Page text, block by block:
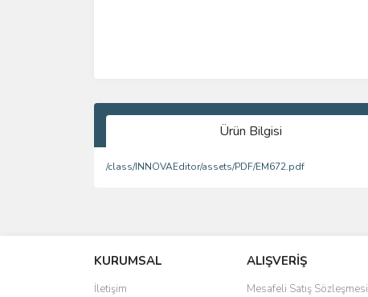
Ürün Bilgisi
/class/INNOVAEditor/assets/PDF/EM672.pdf
Ürün resmi kalitesiz, bozuk veya görüntülenemiyor.
Ürün açıklamasında eksik bilgiler bulunuyor.
KURUMSAL
İletişim
ALIŞVERİŞ
Mesafeli Satış Sözleşmesi